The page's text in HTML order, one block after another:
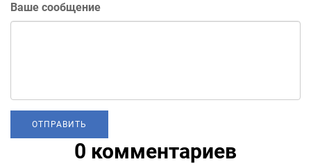
Ваше сообщение
0 комментариев